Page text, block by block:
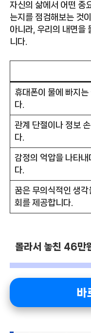
자신의 삶에서 어떤 중
는지를 점검해보는 것
아니라, 우리의 내면을
니다.
휴대폰이 물에 빠지
다.
관계 단절이나 정보
다.
감정의 억압을 나타내
다.
꿈은 무의식적인 생각
회를 제공합니다.
몰라서 놓친 46만
바